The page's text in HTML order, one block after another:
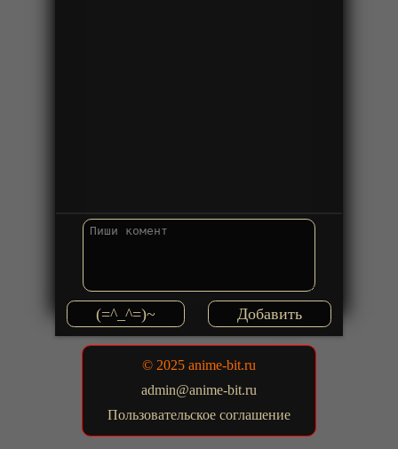
(=^_^=)~
© 2025 anime-bit.ru
admin@anime-bit.ru
Пользовательское соглашение